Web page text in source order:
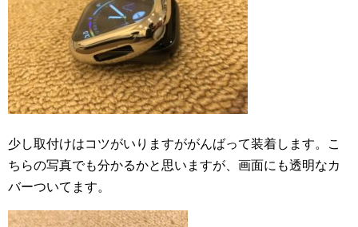
少し取付けはコツがいりますががんばって装着します。こ
ちらの写真でも分かるかと思いますが、画面にも透明なカ
バーついてます。